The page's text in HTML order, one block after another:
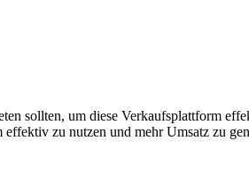
zu nutzen und mehr Umsatz zu